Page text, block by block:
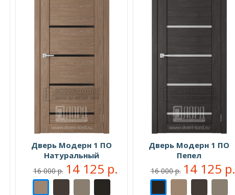
Дверь Модерн 1 ПО
Натуральный
16 000 р. 14 125 р.
Дверь Модерн 1 ПО
Пепел
16 000 р. 14 125 р.